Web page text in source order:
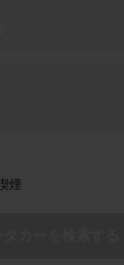
喫煙